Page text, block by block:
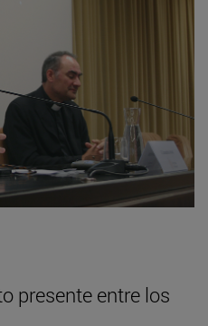
presente entre los